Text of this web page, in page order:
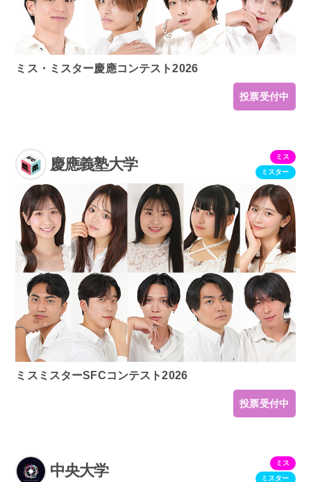
ミス・ミスター慶應コンテスト2026
投票受付中
慶應義塾大学
ミス
ミスター
ミスミスターSFCコンテスト2026
投票受付中
中央大学
ミス
ミスター